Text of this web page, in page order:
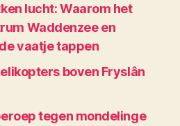
lucht: Waarom het
Waddenzee en
vaatje tappen
boven Fryslân
tegen mondelinge